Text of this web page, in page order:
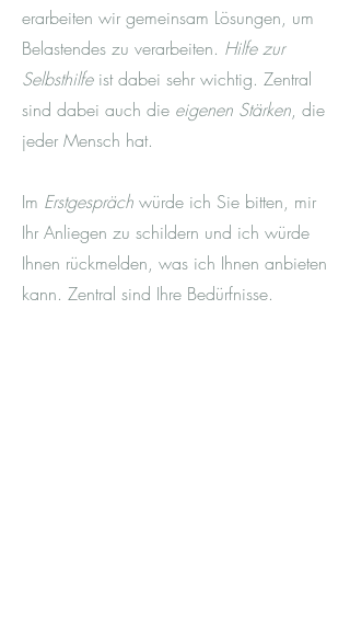
erarbeiten wir gemeinsam Lösungen, um
Belastendes zu verarbeiten. Hilfe zur
Selbsthilfe ist dabei sehr wichtig. Zentral
sind dabei auch die eigenen Stärken, die
jeder Mensch hat.
Im Erstgespräch würde ich Sie bitten, mir
Ihr Anliegen zu schildern und ich würde
Ihnen rückmelden, was ich Ihnen anbieten
kann. Zentral sind Ihre Bedürfnisse.